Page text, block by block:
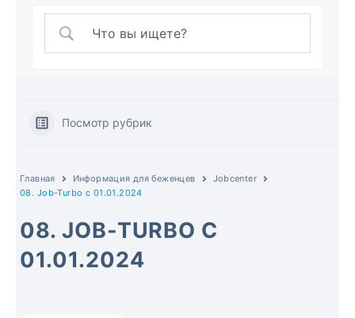
Посмотр рубрик
Главная Информация для беженцев
Jobcenter
08. Job-Turbo c 01.01.2024
08. JOB-TURBO C
01.01.2024